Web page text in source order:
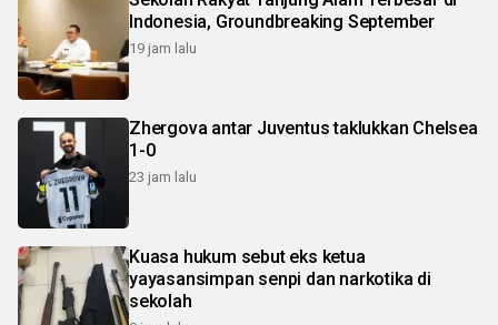
Indonesia, Groundbreaking September
19 jam lalu
Zhergova antar Juventus taklukkan Chelsea
1-0
23 jam lalu
Kuasa hukum sebut eks ketua
yayasansimpan senpi dan narkotika di
sekolah